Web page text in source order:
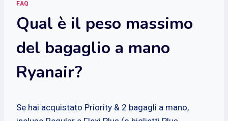
FAQ
Qual è il peso massimo
del bagaglio a mano
Ryanair?
Se hai acquistato Priority & 2 bagagli a mano,